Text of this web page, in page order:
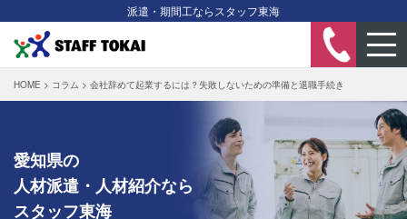
派遣・期間工ならスタッフ東海
HOME > コラム > 会社辞めて起業するには？失敗しないための準備と退職手続き
愛知県の
人材派遣・人材紹介なら
スタッフ東海